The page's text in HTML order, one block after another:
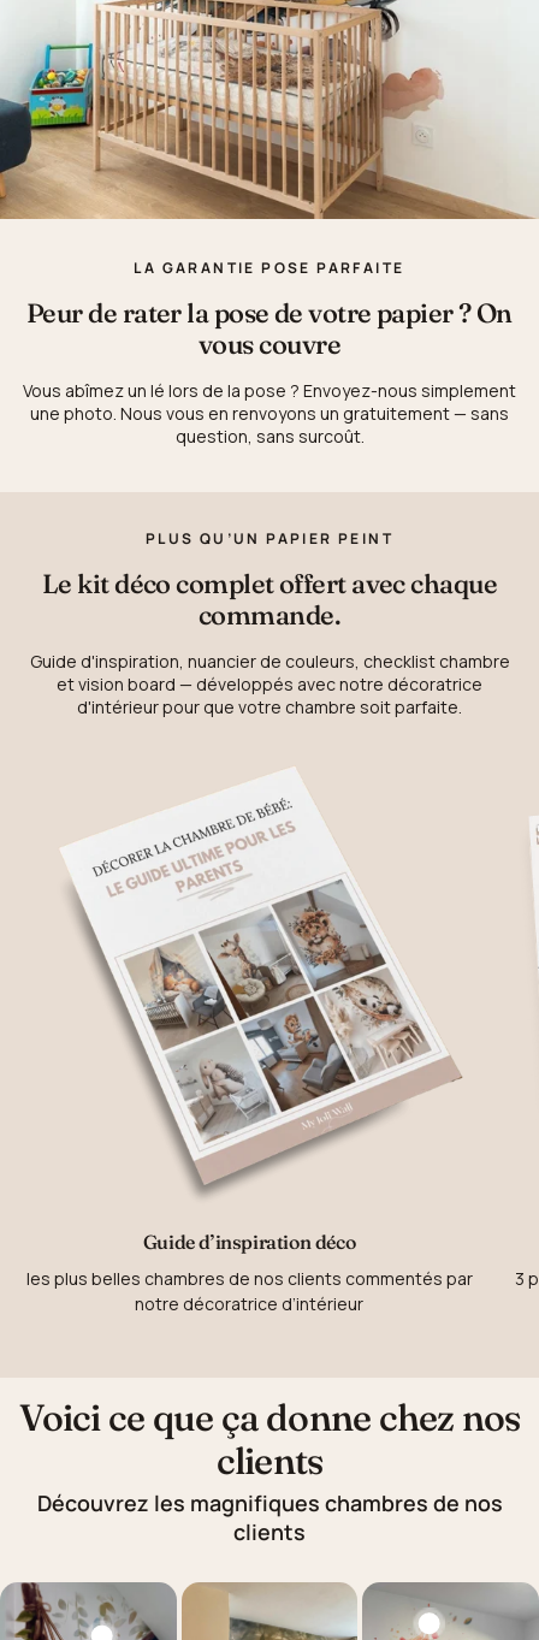
LA GARANTIE POSE PARFAITE
Peur de rater la pose de votre papier ? On
vous couvre
Vous abîmez un lé lors de la pose ? Envoyez-nous simplement
une photo. Nous vous en renvoyons un gratuitement — sans
question, sans surcoût.
PLUS QU’UN PAPIER PEINT
Le kit déco complet offert avec chaque
commande.
Guide d'inspiration, nuancier de couleurs, checklist chambre
et vision board — développés avec notre décoratrice
d'intérieur pour que votre chambre soit parfaite.
Guide d’inspiration déco
les plus belles chambres de nos clients commentés par
notre décoratrice d’intérieur
3
Voici ce que ça donne chez nos
clients
Découvrez les magnifiques chambres de nos
clients